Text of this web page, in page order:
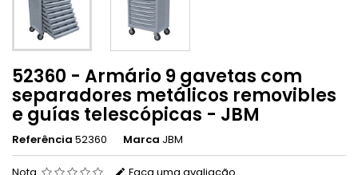
52360 - Armário 9 gavetas com
separadores metálicos removibles
e guías telescópicas - JBM
Referência 52360 Marca JBM